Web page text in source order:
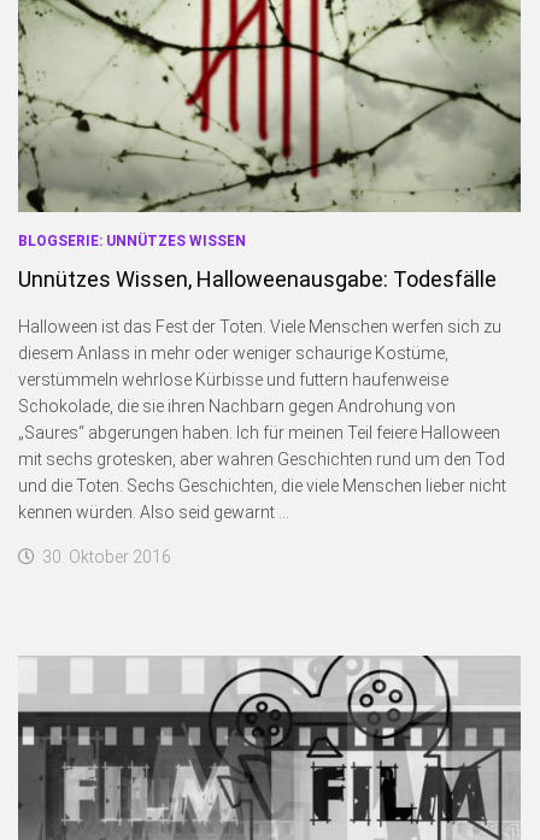
BLOGSERIE: UNNÜTZES WISSEN
Unnützes Wissen, Halloweenausgabe: Todesfälle
Halloween ist das Fest der Toten. Viele Menschen werfen sich zu
diesem Anlass in mehr oder weniger schaurige Kostüme,
verstümmeln wehrlose Kürbisse und futtern haufenweise
Schokolade, die sie ihren Nachbarn gegen Androhung von
„Saures“ abgerungen haben. Ich für meinen Teil feiere Halloween
mit sechs grotesken, aber wahren Geschichten rund um den Tod
und die Toten. Sechs Geschichten, die viele Menschen lieber nicht
kennen würden. Also seid gewarnt …
30. Oktober 2016